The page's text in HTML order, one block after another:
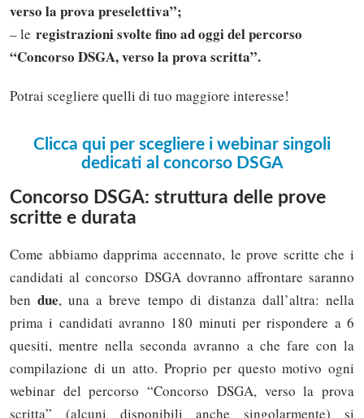
verso la prova preselettiva”;
– le registrazioni svolte fino ad oggi del percorso
“Concorso DSGA, verso la prova scritta”.
Potrai scegliere quelli di tuo maggiore interesse!
Clicca qui per scegliere i webinar singoli
dedicati al concorso DSGA
Concorso DSGA: struttura delle prove
scritte e durata
Come abbiamo dapprima accennato, le prove scritte che i
candidati al concorso DSGA dovranno affrontare saranno
bendue, una a breve tempo di distanza dall’altra: nella
prima i candidati avranno 180 minuti per rispondere a 6
quesiti, mentre nella seconda avranno a che fare con la
compilazione di un atto. Proprio per questo motivo ogni
webinar del percorso “Concorso DSGA, verso la prova
scritta” (alcuni disponibili anche singolarmente) si